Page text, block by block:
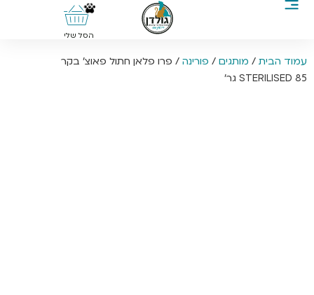
0
הסל שלי
עמוד הבית / מותגים / פורינה / פרו פלאן חתול פאוצ’ בקר
STERILISED 85 גר’